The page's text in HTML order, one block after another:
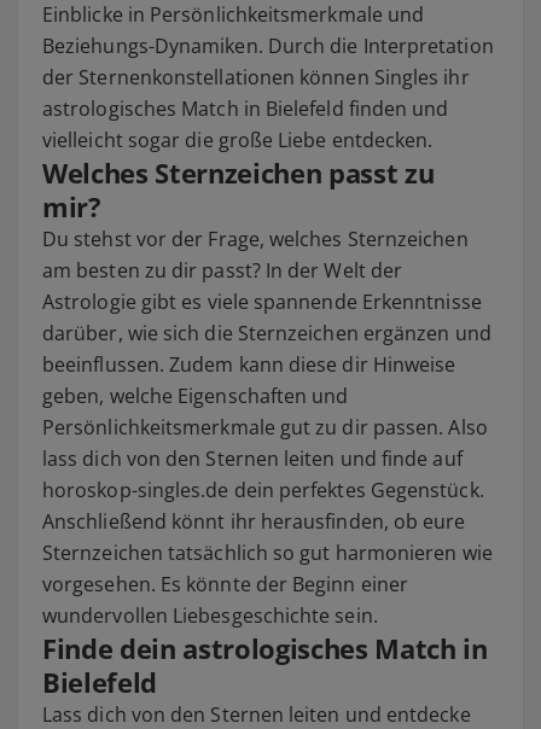
Einblicke in Persönlichkeitsmerkmale und
Beziehungs-Dynamiken. Durch die Interpretation
der Sternenkonstellationen können Singles ihr
astrologisches Match in Bielefeld finden und
vielleicht sogar die große Liebe entdecken.
Welches Sternzeichen passt zu
mir?
Du stehst vor der Frage, welches Sternzeichen
am besten zu dir passt? In der Welt der
Astrologie gibt es viele spannende Erkenntnisse
darüber, wie sich die Sternzeichen ergänzen und
beeinflussen. Zudem kann diese dir Hinweise
geben, welche Eigenschaften und
Persönlichkeitsmerkmale gut zu dir passen. Also
lass dich von den Sternen leiten und finde auf
horoskop-singles.de dein perfektes Gegenstück.
Anschließend könnt ihr herausfinden, ob eure
Sternzeichen tatsächlich so gut harmonieren wie
vorgesehen. Es könnte der Beginn einer
wundervollen Liebesgeschichte sein.
Finde dein astrologisches Match in
Bielefeld
Lass dich von den Sternen leiten und entdecke